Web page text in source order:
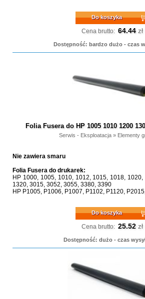
Do koszyka
Cena brutto: 64.44 zł
Dostępność: bardzo dużo - czas
Folia Fusera do HP 1005 1010 1200
Serwis - Eksploatacja » Elementy
Nie zawiera smaru
Folia Fusera do drukarek:
HP 1000, 1005, 1010, 1012, 1015, 1018, 1020,
1320, 3015, 3052, 3055, 3380, 3390
HP P1005, P1006, P1007, P1102, P1120,
Do koszyka
Cena brutto: 25.52 zł
Dostępność: dużo - czas